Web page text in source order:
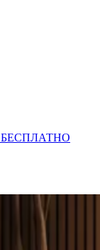
БЕСПЛАТНО